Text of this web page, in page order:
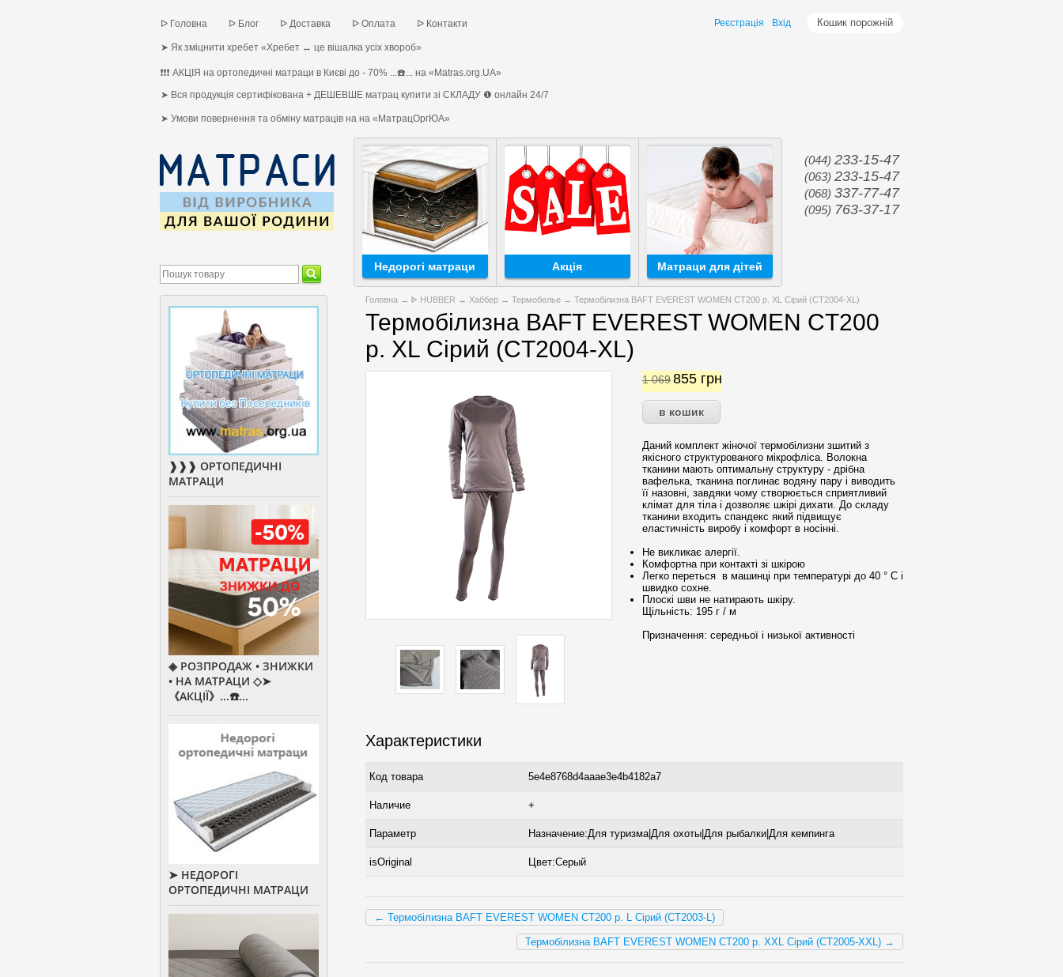
ᐅ Головна ᐅ Блог ᐅ Доставка ᐅ Оплата ᐅ Контакти
➤ Як зміцнити хребет «Хребет ↔ це вішалка усіх хвороб»
❗❗❗ АКЦІЯ на ортопедичні матраци в Києві до - 70% ...☎️... на «Matras.org.UA»
➤ Вся продукція сертифікована + ДЕШЕВШЕ матрац купити зі СКЛАДУ ❶ онлайн 24/7
➤ Умови повернення та обміну матраців на на «МатрацОргЮА»
Кошик порожній
Реєстрація Вхід
(044) 233-15-47
(063) 233-15-47
(068) 337-77-47
(095) 763-37-17
Недорогі матраци Акція Матраци для дітей
Головна → ᐈ HUBBER ↔ Хаббер → Термобелье → Термобілизна BAFT EVEREST WOMEN CT200 р. XL Сірий (CT2004-XL)
Термобілизна BAFT EVEREST WOMEN CT200
р. XL Сірий (CT2004-XL)
1 069855 грн
Даний комплект жіночої термобілизни зшитий з
якісного структурованого мікрофліса. Волокна
тканини мають оптимальну структуру - дрібна
вафелька, тканина поглинає водяну пару і виводить
її назовні, завдяки чому створюється сприятливий
клімат для тіла і дозволяє шкірі дихати. До складу
тканини входить спандекс який підвищує
еластичність виробу і комфорт в носінні.
Не викликає алергії.
Комфортна при контакті зі шкірою
Легко переться в машинці при температурі до 40 ° С і
швидко сохне.
Плоскі шви не натирають шкіру.
Щільність: 195 г / м
Призначення: середньої і низької активності
Характеристики
Код товара 5e4e8768d4aaae3e4b4182a7
Наличие +
Параметр Назначение:Для туризма|Для охоты|Для рыбалки|Для кемпинга
isOriginal Цвет:Серый
← Термобілизна BAFT EVEREST WOMEN CT200 р. L Сірий (CT2003-L)
Термобілизна BAFT EVEREST WOMEN CT200 р. XXL Сірий (CT2005-XXL) →
❱❱❱ ОРТОПЕДИЧНІ
МАТРАЦИ
◈ РОЗПРОДАЖ • ЗНИЖКИ
• НА МАТРАЦИ ◇➤
《АКЦІЇ》...☎️...
➤ НЕДОРОГІ
ОРТОПЕДИЧНІ МАТРАЦИ